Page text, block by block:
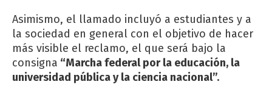
Asimismo, el llamado incluyó a estudiantes y a
la sociedad en general con el objetivo de hacer
más visible el reclamo, el que será bajo la
consigna “Marcha federal por la educación, la
universidad pública y la ciencia nacional”.